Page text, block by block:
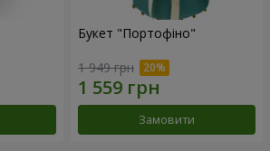
Букет "Портофіно"
1 949 грн
Замовити